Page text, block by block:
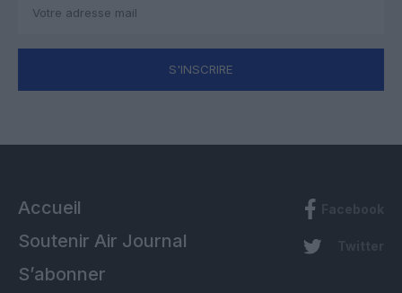
S'INSCRIRE
Accueil
Soutenir Air Journal
S’abonner